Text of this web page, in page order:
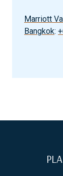
Marriott
Bangkok: